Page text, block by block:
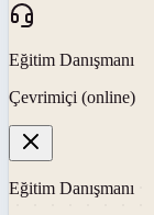
Eğitim Danışmanı
Çevrimiçi (online)
Eğitim Danışmanı